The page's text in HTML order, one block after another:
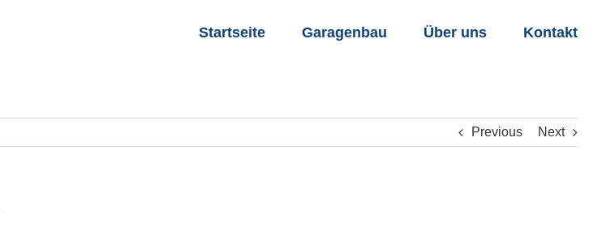
Startseite Garagenbau Über uns Kontakt
Previous Next